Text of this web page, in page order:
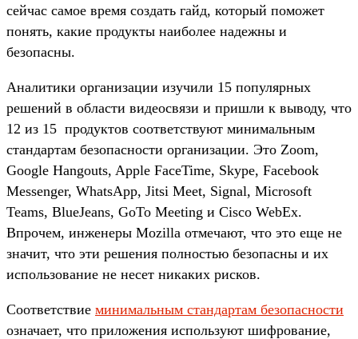
сейчас самое время создать гайд, который поможет
понять, какие продукты наиболее надежны и
безопасны.
Аналитики организации изучили 15 популярных
решений в области видеосвязи и пришли к выводу, что
12 из 15 ­продуктов соответствуют минимальным
стандартам безопасности организации. Это Zoom,
Google Hangouts, Apple FaceTime, Skype, Facebook
Messenger, WhatsApp, Jitsi Meet, Signal, Microsoft
Teams, BlueJeans, GoTo Meeting и Cisco WebEx.
Впрочем, инженеры Mozilla отмечают, что это еще не
значит, что эти решения полностью безопасны и их
использование не несет никаких рисков.
Соответствие минимальным стандартам безопасности
означает, что приложения используют шифрование,